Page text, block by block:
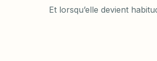
Et lorsqu’elle devient